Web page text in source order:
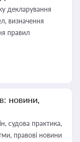
декларування
визначення
правил
новини,
судова практика,
правові новини